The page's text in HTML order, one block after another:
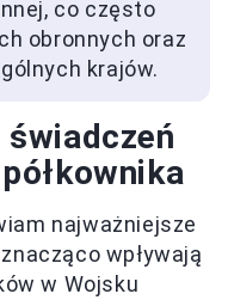
co często
obronnych oraz
krajów.
najważniejsze
wpływają
w Wojsku